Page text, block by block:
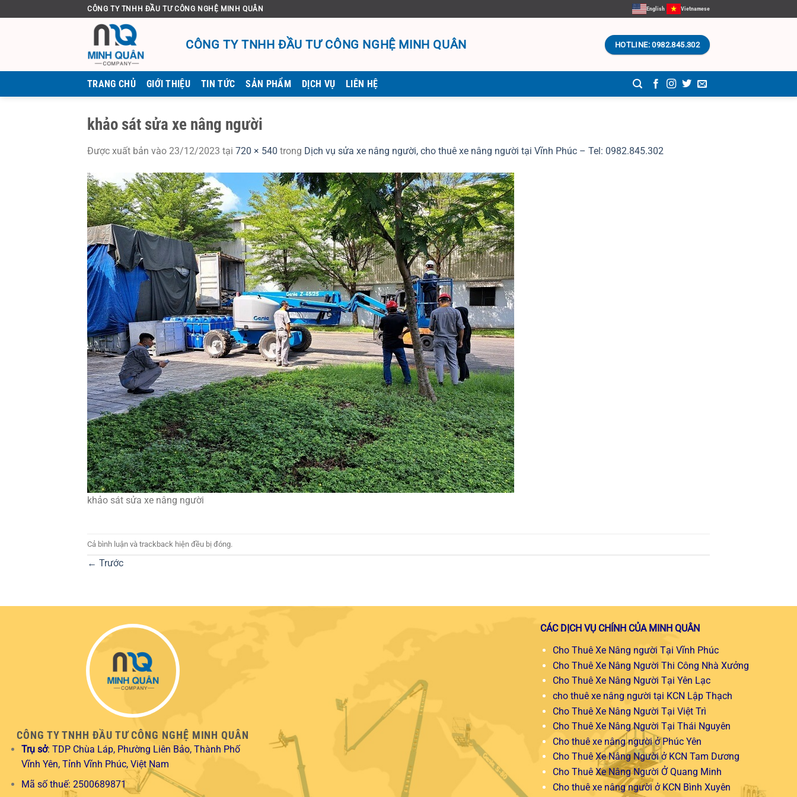
qua
CÔNG TY TNHH ĐẦU TƯ CÔNG NGHỆ MINH QUÂN English Vietnamese
CÔNG TY TNHH ĐẦU TƯ CÔNG NGHỆ MINH QUÂN HOTLINE: 0982.845.302
TRANG CHỦ GIỚI THIỆU TIN TỨC SẢN PHẨM DỊCH VỤ LIÊN HỆ
khảo sát sửa xe nâng người
Được xuất bản vào 23/12/2023 tại 720 × 540 trong Dịch vụ sửa xe nâng người, cho thuê xe nâng người tại Vĩnh Phúc – Tel: 0982.845.302
khảo sát sửa xe nâng người
Cả bình luận và trackback hiện đều bị đóng.
← Trước
CÔNG TY TNHH ĐẦU TƯ CÔNG NGHỆ MINH QUÂN
Trụ sở: TDP Chùa Láp, Phường Liên Bảo, Thành Phố
Vĩnh Yên, Tỉnh Vĩnh Phúc, Việt Nam
Mã số thuế: 2500689871
CÁC DỊCH VỤ CHÍNH CỦA MINH QUÂN
Cho Thuê Xe Nâng người Tại Vĩnh Phúc
Cho Thuê Xe Nâng Người Thi Công Nhà Xưởng
Cho Thuê Xe Nâng Người Tại Yên Lạc
cho thuê xe nâng người tại KCN Lập Thạch
Cho Thuê Xe Nâng Người Tại Việt Trì
Cho Thuê Xe Nâng Người Tại Thái Nguyên
Cho thuê xe nâng người ở Phúc Yên
Cho Thuê Xe Nâng Người ở KCN Tam Dương
Cho Thuê Xe Nâng Người Ở Quang Minh
Cho thuê xe nâng người ở KCN Bình Xuyên